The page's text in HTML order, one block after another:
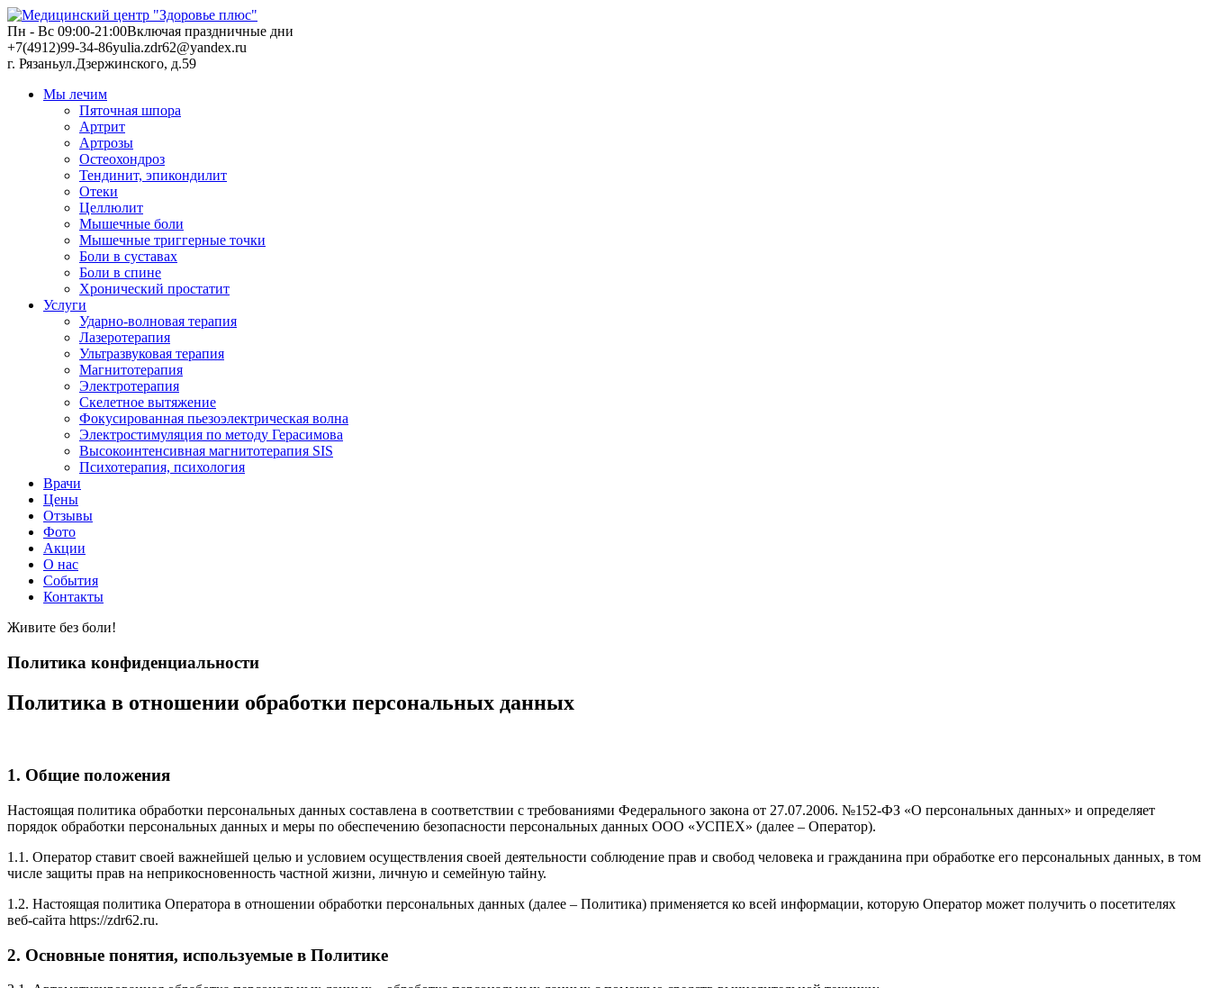
Пн - Вс 09:00-21:00Включая праздничные дни
+7(4912)99-34-86yulia.zdr62@yandex.ru
г. Рязаньул.Дзержинского, д.59
Мы лечим
Пяточная шпора
Артрит
Артрозы
Остеохондроз
Тендинит, эпикондилит
Отеки
Целлюлит
Мышечные боли
Мышечные триггерные точки
Боли в суставах
Боли в спине
Хронический простатит
Услуги
Ударно-волновая терапия
Лазеротерапия
Ультразвуковая терапия
Магнитотерапия
Электротерапия
Скелетное вытяжение
Фокусированная пьезоэлектрическая волна
Электростимуляция по методу Герасимова
Высокоинтенсивная магнитотерапия SIS
Психотерапия, психология
Врачи
Цены
Отзывы
Фото
Акции
О нас
События
Контакты
Живите без боли!
Политика конфиденциальности
Политика в отношении обработки персональных данных
1. Общие положения
Настоящая политика обработки персональных данных составлена в соответствии с требованиями Федерального закона от 27.07.2006. №152-ФЗ «О персональных данных» и определяет
порядок обработки персональных данных и меры по обеспечению безопасности персональных данных ООО «УСПЕХ» (далее – Оператор).
1.1. Оператор ставит своей важнейшей целью и условием осуществления своей деятельности соблюдение прав и свобод человека и гражданина при обработке его персональных данных, в том
числе защиты прав на неприкосновенность частной жизни, личную и семейную тайну.
1.2. Настоящая политика Оператора в отношении обработки персональных данных (далее – Политика) применяется ко всей информации, которую Оператор может получить о посетителях
веб-сайта https://zdr62.ru.
2. Основные понятия, используемые в Политике